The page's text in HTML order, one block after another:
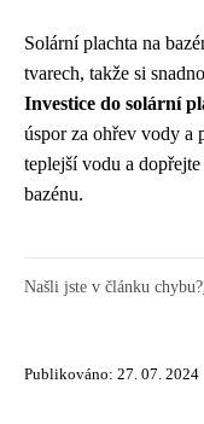
Solární plachta na
tvarech, takže si
Investice do solární
úspor za ohřev vody a
teplejší vodu a
bazénu.
Našli jste v článku chybu?
Publikováno: 27. 07. 2024